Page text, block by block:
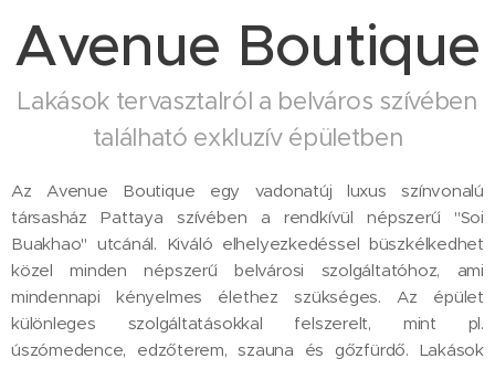
Avenue Boutique
Lakások tervasztalról a belváros szívében
található exkluzív épületben
Az Avenue Boutique egy vadonatúj luxus színvonalú
társasház Pattaya szívében a rendkívül népszerű "Soi
Buakhao" utcánál. Kiváló elhelyezkedéssel büszkélkedhet
közel minden népszerű belvárosi szolgáltatóhoz, ami
mindennapi kényelmes élethez szükséges. Az épület
különleges szolgáltatásokkal felszerelt, mint pl.
úszómedence, edzőterem, szauna és gőzfürdő. Lakások